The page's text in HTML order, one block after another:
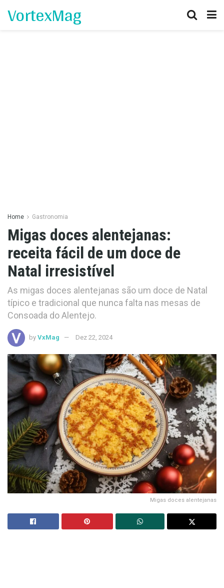
VortexMag
Home Gastronomia
Migas doces alentejanas:
receita fácil de um doce de
Natal irresistível
As migas doces alentejanas são um doce de Natal
típico e tradicional que nunca falta nas mesas de
Consoada do Alentejo.
by VxMag Dez 22, 2024
Migas doces alentejanas